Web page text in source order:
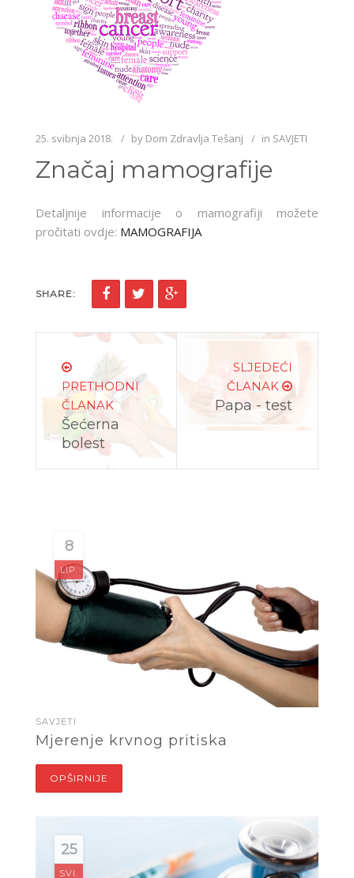
25. svibnja 2018. by Dom Zdravlja Tešanj in SAVJETI
Značaj mamografije
Detaljnije informacije o mamografiji možete
pročitati ovdje: MAMOGRAFIJA
SHARE:
PRETHODNI
ČLANAK
Šećerna
bolest
SLJEDEĆI
ČLANAK
Papa - test
8
LIP.
SAVJETI
Mjerenje krvnog pritiska
OPŠIRNIJE
25
SVI.